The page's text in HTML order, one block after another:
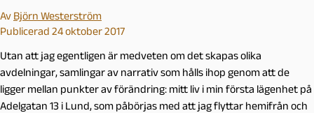
Av Björn Westerström
Publicerad 24 oktober 2017
Utan att jag egentligen är medveten om det skapas olika
avdelningar, samlingar av narrativ som hålls ihop genom att de
ligger mellan punkter av förändring: mitt liv i min första lägenhet på
Adelgatan 13 i Lund, som påbörjas med att jag flyttar hemifrån och